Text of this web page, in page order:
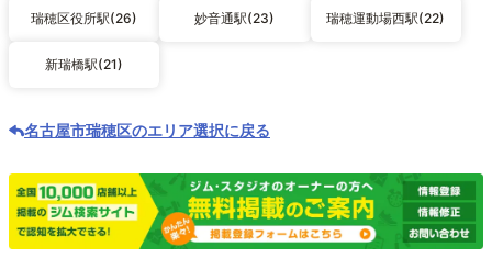
瑞穂区役所駅(26) 妙音通駅(23) 瑞穂運動場西駅(22)
新瑞橋駅(21)
名古屋市瑞穂区のエリア選択に戻る